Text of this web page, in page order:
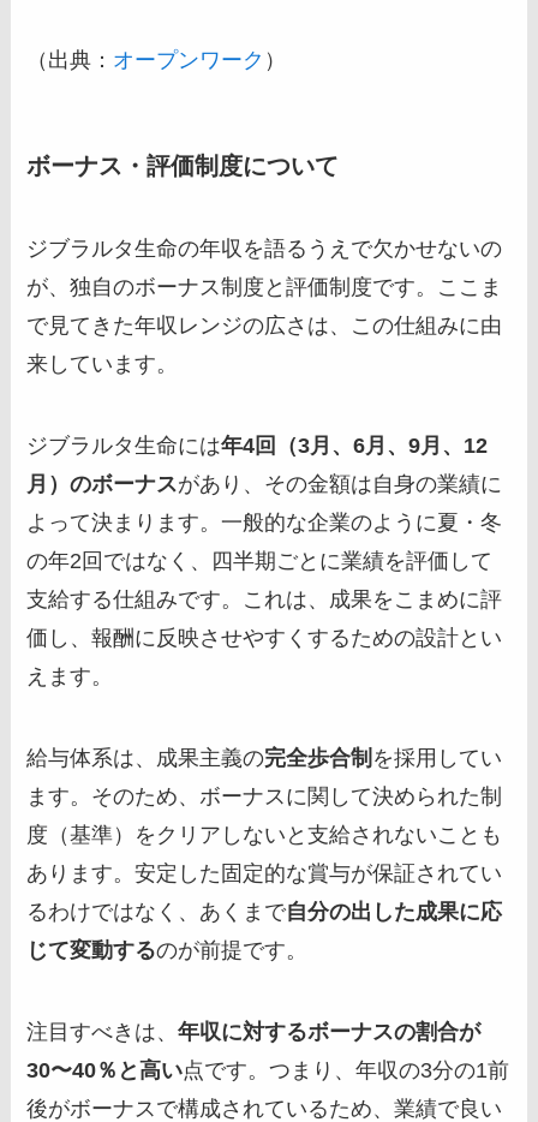
（出典： オープンワーク ）
ボーナス・評価制度について
ジブラルタ生命の年収を語るうえで欠かせないの
が、独自のボーナス制度と評価制度です。ここま
で見てきた年収レンジの広さは、この仕組みに由
来しています。
ジブラルタ生命には年4回（3月、6月、9月、12
月）のボーナスがあり、その金額は自身の業績に
よって決まります。一般的な企業のように夏・冬
の年2回ではなく、四半期ごとに業績を評価して
支給する仕組みです。これは、成果をこまめに評
価し、報酬に反映させやすくするための設計とい
えます。
給与体系は、成果主義の完全歩合制 を採用してい
ます。そのため、ボーナスに関して決められた制
度（基準）をクリアしないと支給されないことも
あります。安定した固定的な賞与が保証されてい
るわけではなく、あくまで自分の出した成果に応
じて変動するのが前提です。
注目すべきは、年収に対するボーナスの割合が
30〜40％と高い点です。つまり、年収の3分の1前
後がボーナスで構成されているため、業績で良い